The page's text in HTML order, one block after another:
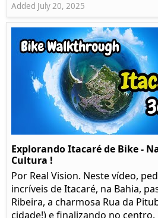
Added July 20, 2025
Explorando Itacaré de Bike -
Cultura !
Por Real Vision. Neste vídeo,
incríveis de Itacaré, na Bahia,
Ribeira, a charmosa Rua da
cidade!) e finalizando no centro.